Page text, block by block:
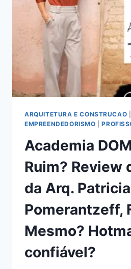
BOM
OU
RUIM?
REVIEW
DO
CURSO
DA
MARRARA
BORTOLOTI,
MESMO?
HOTMART
CONFIÁVEL?
ARQUITETURA E CONSTRUCAO
EMPREENDEDORISMO |
Academia
Ruim? Review
da Arq. Patricia
Pomerantzeff,
Mesmo?
confiável?